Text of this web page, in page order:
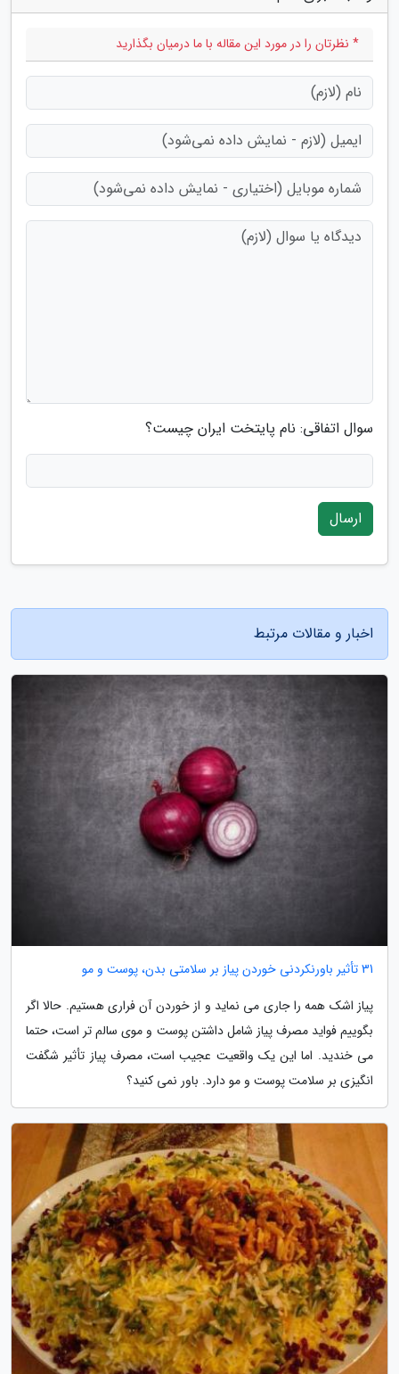
* نظرتان را در مورد این مقاله با ما درمیان بگذارید
سوال اتفاقی: نام پایتخت ایران چیست؟
ارسال
اخبار و مقالات مرتبط
31 تأثیر باورنکردنی خوردن پیاز بر سلامتی بدن، پوست و مو
پیاز اشک همه را جاری می نماید و از خوردن آن فراری هستیم. حالا اگر
بگوییم فواید مصرف پیاز شامل داشتن پوست و موی سالم تر است، حتما
می خندید. اما این یک واقعیت عجیب است، مصرف پیاز تأثیر شگفت
انگیزی بر سلامت پوست و مو دارد. باور نمی کنید؟